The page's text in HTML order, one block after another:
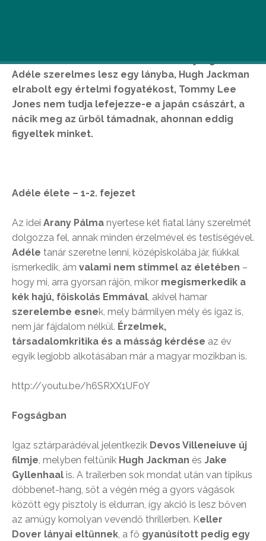
Nem unatkozhatnak a héten a mozirajongók –
Adéle szerelmes lesz egy lányba, Hugh Jackman
elrabolt egy értelmi fogyatékost, Tommy Lee
Jones nem tudja lefejezze-e a japán császárt, a
nácik meg az űrből támadnak, ahonnan eddig
figyeltek minket.
Adéle élete – 1-2. fejezet
Az idei Arany Pálma nyertese két fiatal lány szerelmét
dolgozza fel, annak minden érzelmével és testiségével.
Adéle tanár szeretne lenni, középiskolába jár, fiúkkal
ismerkedik, ám valami nem stimmel az életében –
hogy mi, arra gyorsan rájön, mikor megismerkedik a
kék hajú, főiskolás Emmával, akivel hamar
szerelembe esnek, mely bármilyen mély és igaz is,
nem jár fájdalom nélkül. Érzelmek,
társadalomkritika és a másság kérdése az év
egyik legjobb alkotásában már a magyar mozikban is.
http://youtu.be/h6SRXX1UF0Y
Fogságban
Igaz sztárparádéval jelentkezik Devos Villeneiuve új
filmje, melyben feltűnik Hugh Jackman és Jake
Gyllenhaal is. A trailerben sok mondat után van tipikus
döbbenet-hang, sőt a végén még a gyors vágások
között egy pisztoly is eldurran, így akció is lesz bőven
az amúgy komolyan vevendő thrillerben. Keller
Dover lányai eltűnnek, a fő gyanúsított pedig egy